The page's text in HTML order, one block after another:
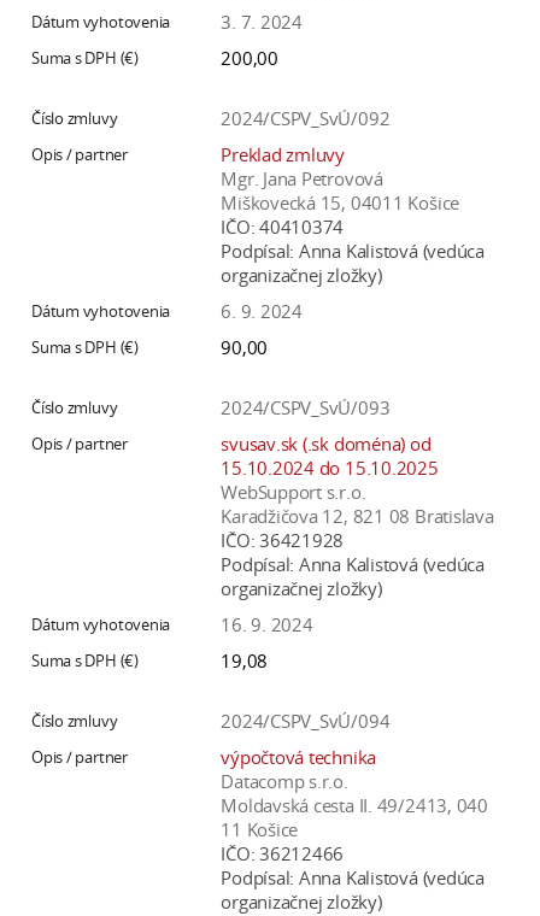
3. 7. 2024
200,00
2024/CSPV_SvÚ/092
Preklad zmluvy
Mgr. Jana Petrovová
Miškovecká 15, 04011 Košice
IČO: 40410374
Podpísal: Anna Kalistová (vedúca
organizačnej zložky)
6. 9. 2024
90,00
2024/CSPV_SvÚ/093
svusav.sk (.sk doména) od
15.10.2024 do 15.10.2025
WebSupport s.r.o.
Karadžičova 12, 821 08 Bratislava
IČO: 36421928
Podpísal: Anna Kalistová (vedúca
organizačnej zložky)
16. 9. 2024
19,08
2024/CSPV_SvÚ/094
výpočtová technika
Datacomp s.r.o.
Moldavská cesta II. 49/2413, 040
11 Košice
IČO: 36212466
Podpísal: Anna Kalistová (vedúca
organizačnej zložky)